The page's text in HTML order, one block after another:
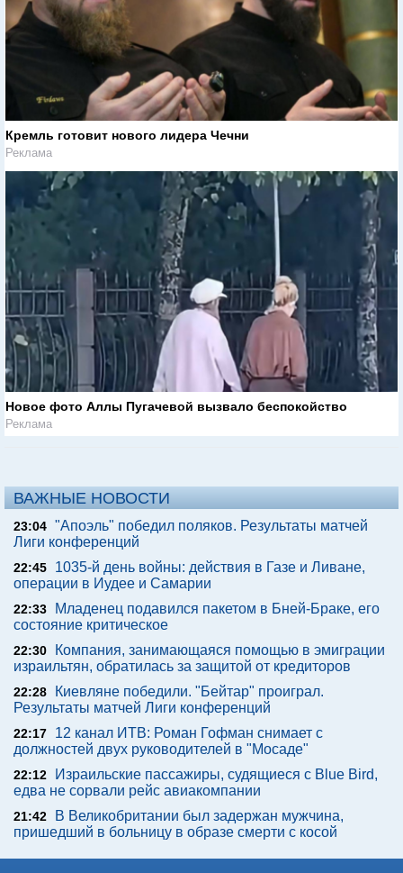
Кремль готовит нового лидера Чечни
Реклама
Новое фото Аллы Пугачевой вызвало беспокойство
Реклама
ВАЖНЫЕ НОВОСТИ
23:04 "Апоэль" победил поляков. Результаты матчей
Лиги конференций
22:45
1035-й день войны: действия в Газе и Ливане,
операции в Иудее и Самарии
22:33
Младенец подавился пакетом в Бней-Браке, его
состояние критическое
22:30
Компания, занимающаяся помощью в эмиграции
израильтян, обратилась за защитой от кредиторов
22:28
Киевляне победили. "Бейтар" проиграл.
Результаты матчей Лиги конференций
22:17
12 канал ИТВ: Роман Гофман снимает с
должностей двух руководителей в "Мосаде"
22:12
Израильские пассажиры, судящиеся с Blue Bird,
едва не сорвали рейс авиакомпании
21:42
В Великобритании был задержан мужчина,
пришедший в больницу в образе смерти с косой